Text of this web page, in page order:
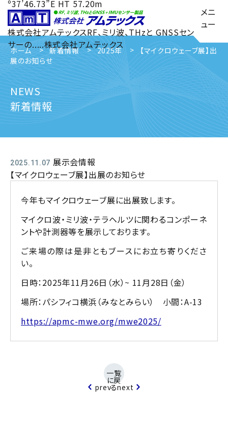
º37’46.73”E HT 57.20m
株式会社アムテックスRF、ミリ波、THzと GNSSセン
サーの.....株式会社アムテックス
メニ
ュー
NEWS
新着情報
ホーム 新着情報 2025年
【マイクロウェーブ展】出
展のお知らせ
2025.11.07 展示会情報
【マイクロウェーブ展】出展のお知らせ
今年もマイクロウェーブ展に出展致します。
マイクロ波・ミリ波・テラヘルツに関わるコンポーネ
ントや計測器等を展示しております。
ご来場の際は是非ともブースにお立ち寄りくださ
い。
日時：2025年11月26日（水）~ 11月28日（金）
場所：パシフィコ横浜（みなとみらい）
小間：A-13
https://apmc-mwe.org/mwe2025/
一覧
に戻
る
prev next